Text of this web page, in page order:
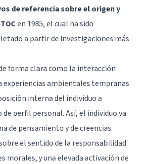
de referencia sobre el origen y
en 1985, el cual ha sido
a partir de investigaciones más
forma clara como la interacción
experiencias ambientales tempranas
interna del individuo a
perfil personal. Así, el individuo va
de pensamiento y de creencias
el sentido de la responsabilidad
morales, y una elevada activación de